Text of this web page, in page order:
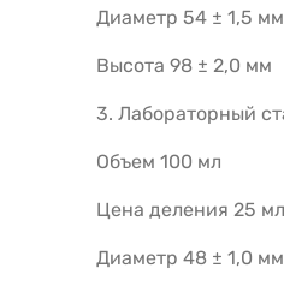
Диаметр 54 ± 1,5 мм
Высота 98 ± 2,0 мм
3. Лабораторный
Объем 100 мл
Цена деления 25 мл
Диаметр 48 ± 1,0 мм